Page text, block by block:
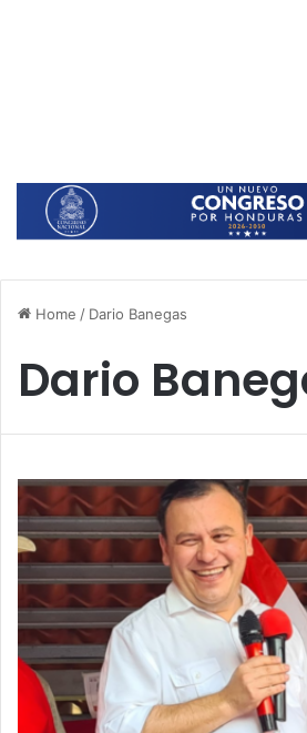
Home / Dario Banegas
Dario